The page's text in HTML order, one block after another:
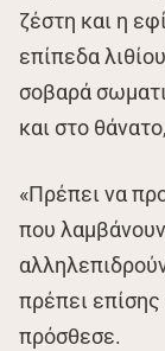
ζέστη και η
επίπεδα
σοβαρά
και στο
«Πρέπει να
που
πρέπει επίσης
πρόσθεσε.